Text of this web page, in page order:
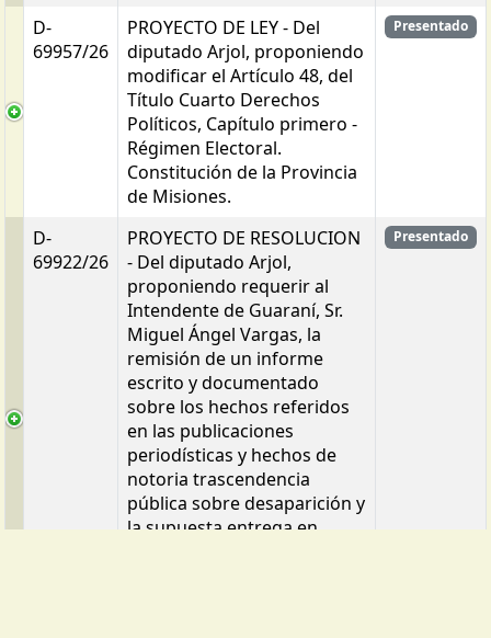
D-
69957/26
PROYECTO DE LEY - Del
diputado Arjol, proponiendo
modificar el Artículo 48, del
Título Cuarto Derechos
Políticos, Capítulo primero -
Régimen Electoral.
Constitución de la Provincia
de Misiones.
Presentado
D-
69922/26
PROYECTO DE RESOLUCION
- Del diputado Arjol,
proponiendo requerir al
Intendente de Guaraní, Sr.
Miguel Ángel Vargas, la
remisión de un informe
escrito y documentado
sobre los hechos referidos
en las publicaciones
periodísticas y hechos de
notoria trascendencia
pública sobre desaparición y
la supuesta entrega en
Presentado